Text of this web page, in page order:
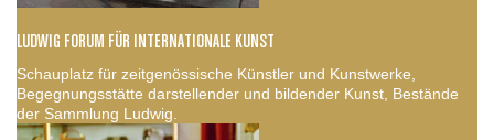
LUDWIG FORUM FÜR INTERNATIONALE KUNST
Schauplatz für zeitgenössische Künstler und Kunstwerke,
Begegnungsstätte darstellender und bildender Kunst, Bestände
der Sammlung Ludwig.